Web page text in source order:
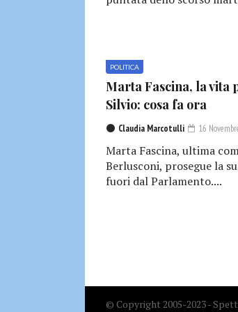
POLITICA
Marta Fascina, la vita
Silvio: cosa fa ora
Claudia Marcotulli 16
Marta Fascina, ultima
Berlusconi, prosegue la
fuori dal Parlamento....
© Copyright 2005-2023 -